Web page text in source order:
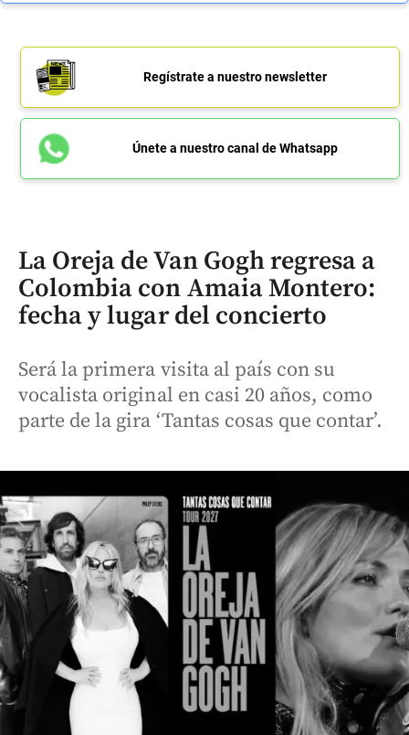
Regístrate a nuestro newsletter
Únete a nuestro canal de Whatsapp
La Oreja de Van Gogh regresa a
Colombia con Amaia Montero:
fecha y lugar del concierto
Será la primera visita al país con su
vocalista original en casi 20 años, como
parte de la gira ‘Tantas cosas que contar’.